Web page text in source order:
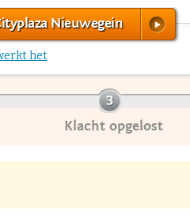
Nieuwegein
het
Klacht opgelost